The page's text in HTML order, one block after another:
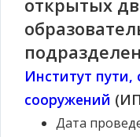
открытых
Институт пути,
сооружений
Дата